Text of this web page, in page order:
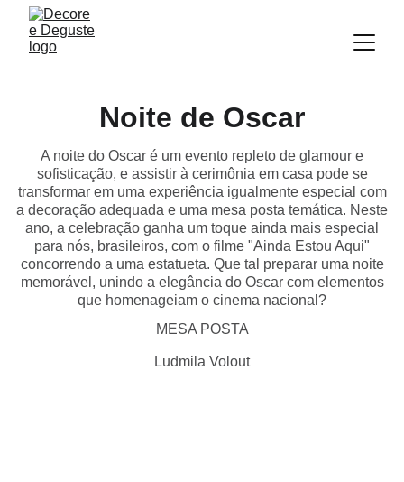
Noite de Oscar
A noite do Oscar é um evento repleto de glamour e
sofisticação, e assistir à cerimônia em casa pode se
transformar em uma experiência igualmente especial com
a decoração adequada e uma mesa posta temática. Neste
ano, a celebração ganha um toque ainda mais especial
para nós, brasileiros, com o filme "Ainda Estou Aqui"
concorrendo a uma estatueta. Que tal preparar uma noite
memorável, unindo a elegância do Oscar com elementos
que homenageiam o cinema nacional?
MESA POSTA
Ludmila Volout